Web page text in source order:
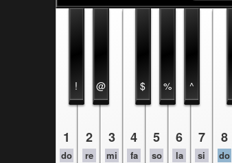
1
do
2
re
3
mi
4
fa
5
so
6
la
7
si
8
do
! @ $ % ^